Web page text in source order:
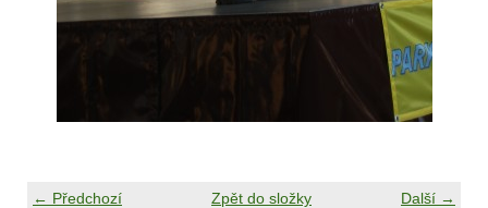
← Předchozí Další →
Zpět do složky